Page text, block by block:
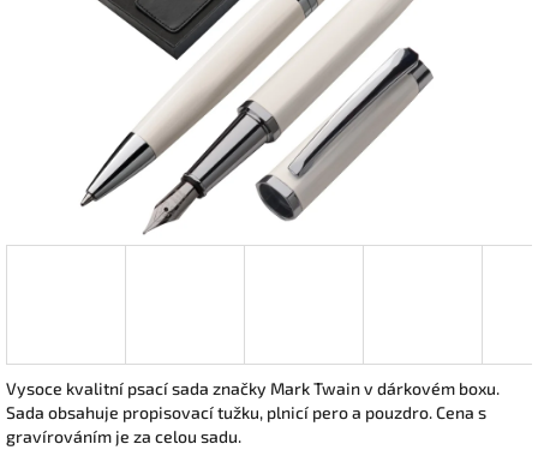
Vysoce kvalitní psací sada značky Mark Twain v dárkovém boxu.
Sada obsahuje propisovací tužku, plnicí pero a pouzdro.Cena s
gravírováním je za celou sadu.